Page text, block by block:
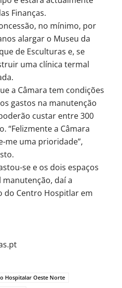
Finanças.
no mínimo, por
alargar o Museu da
de Esculturas e, se
uma clínica termal
a Câmara tem condições
gastos na manutenção
custar entre 300
“Felizmente a Câmara
me uma prioridade”,
se e os dois espaços
daí a
do Centro Hospitlar em
Hospitalar Oeste Norte